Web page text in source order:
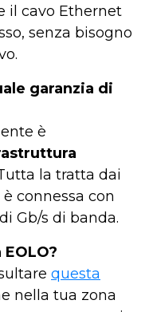
il cavo Ethernet
senza bisogno
garanzia di
è
la tratta dai
connessa con
Gb/s di banda.
questa
nella tua zona